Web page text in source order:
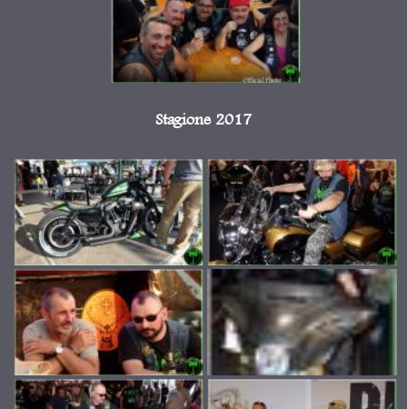
Stagione 2017